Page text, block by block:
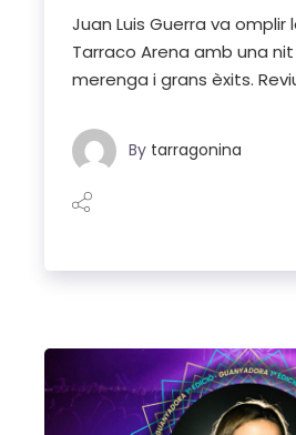
Juan Luis Guerra va omplir
Tarraco Arena amb una
merenga i grans èxits.
By tarragonina